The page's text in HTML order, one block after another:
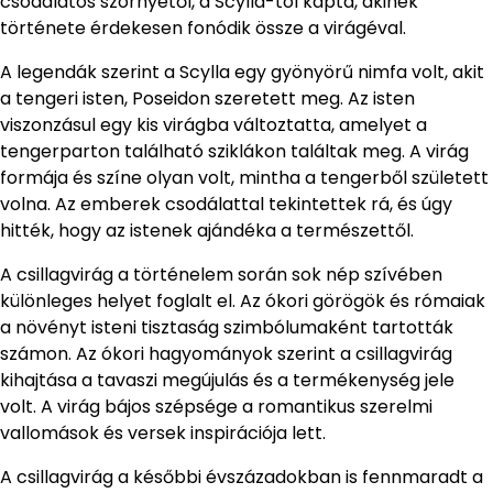
története érdekesen fonódik össze a virágéval.
A legendák szerint a Scylla egy gyönyörű nimfa volt, akit
a tengeri isten, Poseidon szeretett meg. Az isten
viszonzásul egy kis virágba változtatta, amelyet a
tengerparton található sziklákon találtak meg. A virág
formája és színe olyan volt, mintha a tengerből született
volna. Az emberek csodálattal tekintettek rá, és úgy
hitték, hogy az istenek ajándéka a természettől.
A csillagvirág a történelem során sok nép szívében
különleges helyet foglalt el. Az ókori görögök és rómaiak
a növényt isteni tisztaság szimbólumaként tartották
számon. Az ókori hagyományok szerint a csillagvirág
kihajtása a tavaszi megújulás és a termékenység jele
volt. A virág bájos szépsége a romantikus szerelmi
vallomások és versek inspirációja lett.
A csillagvirág a későbbi évszázadokban is fennmaradt a